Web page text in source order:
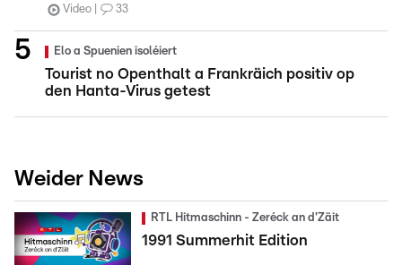
Video 33
Elo a Spuenien isoléiert
Tourist no Openthalt a Frankräich positiv op
den Hanta-Virus getest
Weider News
RTL Hitmaschinn - Zeréck an d'Zäit
1991 Summerhit Edition